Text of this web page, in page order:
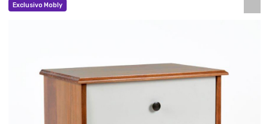
Exclusivo Mobly